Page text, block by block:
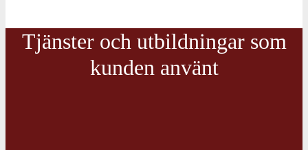
Tjänster och utbildningar som
kunden använt